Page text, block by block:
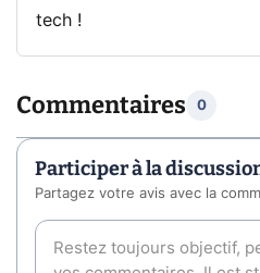
tech !
Commentaires 0
Participer à la
Partagez votre avis avec la